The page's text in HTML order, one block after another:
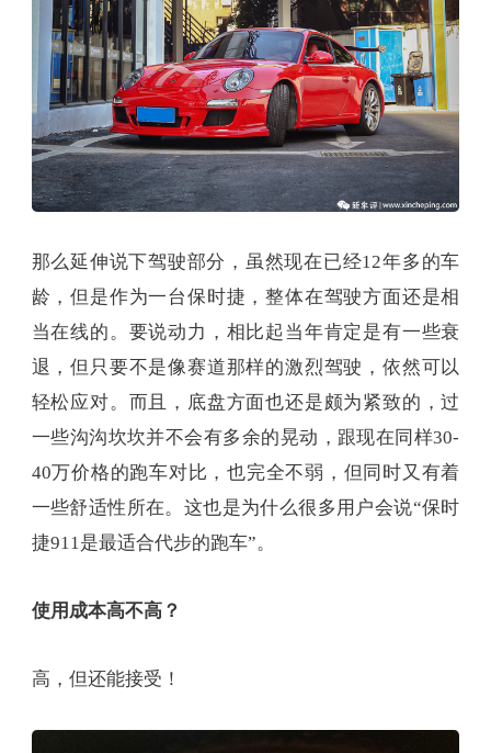
那么延伸说下驾驶部分，虽然现在已经12年多的车
龄，但是作为一台保时捷，整体在驾驶方面还是相
当在线的。要说动力，相比起当年肯定是有一些衰
退，但只要不是像赛道那样的激烈驾驶，依然可以
轻松应对。而且，底盘方面也还是颇为紧致的，过
一些沟沟坎坎并不会有多余的晃动，跟现在同样30-
40万价格的跑车对比，也完全不弱，但同时又有着
一些舒适性所在。这也是为什么很多用户会说“保时
捷911是最适合代步的跑车”。
使用成本高不高？
高，但还能接受！